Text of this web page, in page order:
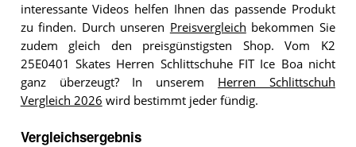
interessante Videos helfen Ihnen das passende Produkt
zu finden. Durch unseren Preisvergleich bekommen Sie
zudem gleich den preisgünstigsten Shop. Vom K2
25E0401 Skates Herren Schlittschuhe FIT Ice Boa nicht
ganz überzeugt? In unserem Herren Schlittschuh
Vergleich 2026 wird bestimmt jeder fündig.
Vergleichsergebnis